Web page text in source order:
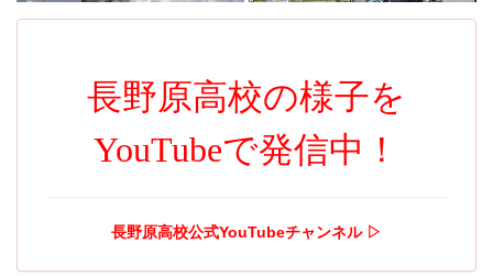
長野原高校の様子を
YouTubeで発信中！
長野原高校公式YouTubeチャンネル ▷